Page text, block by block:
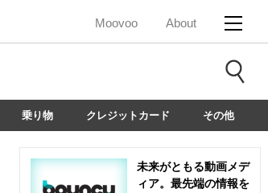
Moovoo About
乗り物 クレジットカード その他
未来がともる動画メデ
ィア。最先端の情報を